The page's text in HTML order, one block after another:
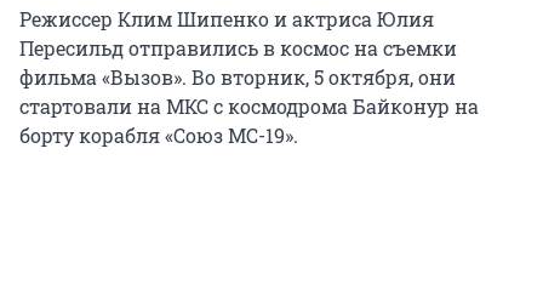
Режиссер Клим Шипенко и актриса Юлия
Пересильд отправились в космос на съемки
фильма «Вызов». Во вторник, 5 октября, они
стартовали на МКС с космодрома Байконур на
борту корабля «Союз МС-19».